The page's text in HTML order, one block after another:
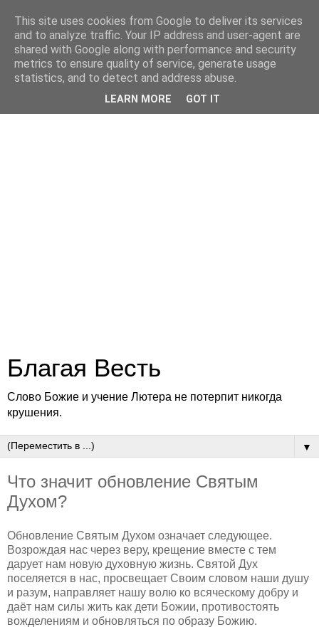
Благая Весть
Слово Божие и учение Лютера не потерпит никогда
крушения.
▼
Что значит обновление Святым
Духом?
Обновление Святым Духом означает следующее.
Возрождая нас через веру, крещение вместе с тем
дарует нам новую духовную жизнь. Святой Дух
поселяется в нас, просвещает Своим словом наши душу
и разум, направляет нашу волю ко всяческому добру и
даёт нам силы жить как дети Божии, противостоять
вожделениям и обновляться по образу Божию.
This site uses cookies from Google to deliver its services
and to analyze traffic. Your IP address and user-agent are
shared with Google along with performance and security
metrics to ensure quality of service, generate usage
statistics, and to detect and address abuse.
LEARN MORE GOT IT